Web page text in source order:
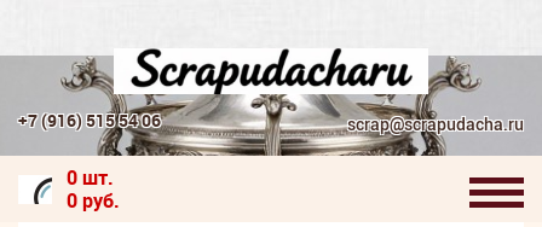
+7 (916) 515 54 06 scrap@scrapudacha.ru
0 шт.
0 руб.